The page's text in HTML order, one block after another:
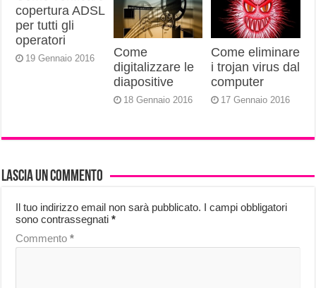
copertura ADSL
per tutti gli
operatori
19 Gennaio 2016
Come
digitalizzare le
diapositive
18 Gennaio 2016
Come eliminare
i trojan virus dal
computer
17 Gennaio 2016
Lascia un commento
Il tuo indirizzo email non sarà pubblicato. I campi obbligatori
sono contrassegnati*
Commento*